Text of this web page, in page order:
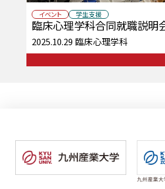
イベント 学生支援
臨床心理学科合同就職説明
2025.10.29 臨床心理学科